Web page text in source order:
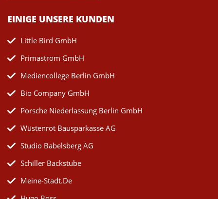
EINIGE UNSERE KUNDEN
Little Bird GmbH
Primastrom GmbH
Mediencollege Berlin GmbH
Bio Company GmbH
Porsche Niederlassung Berlin GmbH
Wüstenrot Bausparkasse AG
Studio Babelsberg AG
Schiller Backstube
Meine-Stadt.de